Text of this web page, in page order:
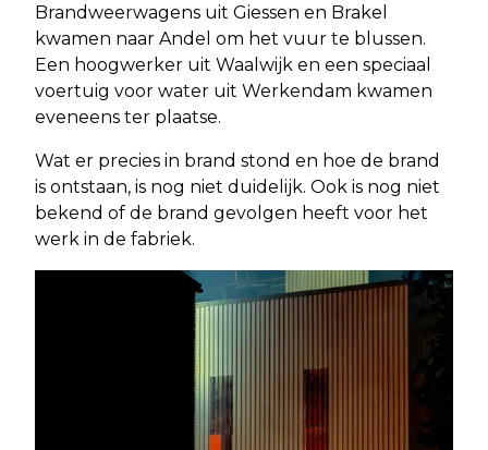
Brandweerwagens uit Giessen en Brakel
kwamen naar Andel om het vuur te blussen.
Een hoogwerker uit Waalwijk en een speciaal
voertuig voor water uit Werkendam kwamen
eveneens ter plaatse.
Wat er precies in brand stond en hoe de brand
is ontstaan, is nog niet duidelijk. Ook is nog niet
bekend of de brand gevolgen heeft voor het
werk in de fabriek.